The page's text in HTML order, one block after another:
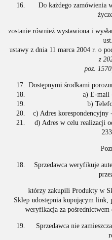
Do każdego zamówienia
zostanie również wystawiona i
ustawy z dnia 11 marca 2004 r. o
z
poz.
Dostępnymi środkami
a) E-mail
b)
c) Adres korespondencyjny
d) Adres w celu realizacji
Sprzedawca weryfikuje
którzy zakupili Produkty w
Sklep udostępnia kupującym
weryfikacja za
Sprzedawca nie